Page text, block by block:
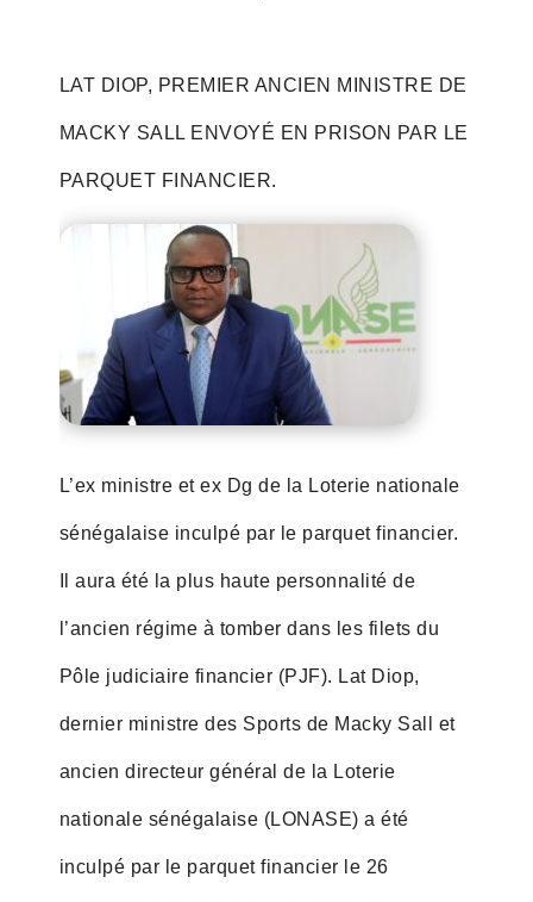
LAT DIOP, PREMIER ANCIEN MINISTRE DE
MACKY SALL ENVOYÉ EN PRISON PAR LE
PARQUET FINANCIER.
L’ex ministre et ex Dg de la Loterie nationale
sénégalaise inculpé par le parquet financier.
Il aura été la plus haute personnalité de
l’ancien régime à tomber dans les filets du
Pôle judiciaire financier (PJF). Lat Diop,
dernier ministre des Sports de Macky Sall et
ancien directeur général de la Loterie
nationale sénégalaise (LONASE) a été
inculpé par le parquet financier le 26